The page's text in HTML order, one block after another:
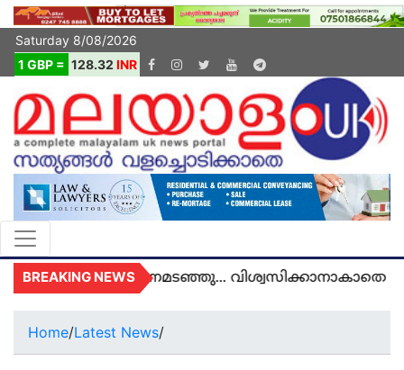
Saturday 8/08/2026
1 GBP = 128.32 INR
BREAKING NEWS
മരണമടഞ്ഞു... വിശ്വസിക്കാനാകാതെ യുകെ
Home/Latest News/